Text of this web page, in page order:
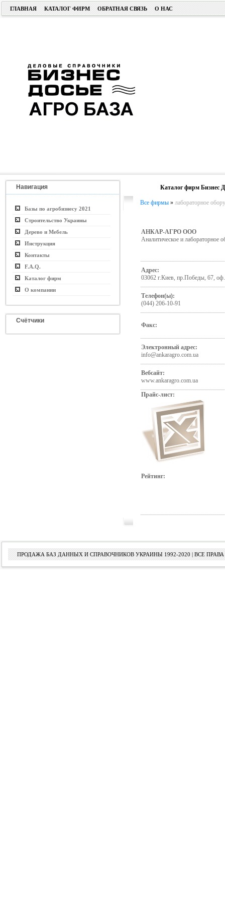
ГЛАВНАЯ КАТАЛОГ ФИРМ ОБРАТНАЯ СВЯЗЬ О НАС
Навигация
Базы по агробизнесу 2021
Строительство Украины
Дерево и Мебель
Инструкция
Контакты
F.A.Q.
Каталог фирм
О компании
Счётчики
Каталог фирм Бизнес
Все фирмы » лабораторное
АНКАР-АГРО ООО
Аналитическое и лабораторное
Адрес:
03062 г.Киев, пр.Победы, 67,
Телефон(ы):
(044) 206-10-91
Факс:
Электронный адрес:
info@ankaragro.com.ua
Вебсайт:
www.ankaragro.com.ua
Прайс-лист:
Рейтинг:
ПРОДАЖА БАЗ ДАННЫХ И СПРАВОЧНИКОВ УКРАИНЫ 1992-2020 | ВСЕ